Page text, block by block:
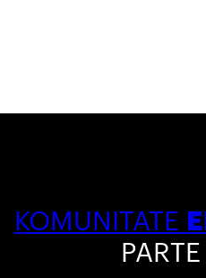
KOMUNITATE